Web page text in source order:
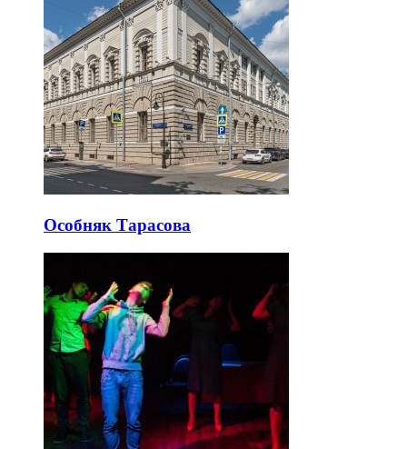
Особняк Тарасова